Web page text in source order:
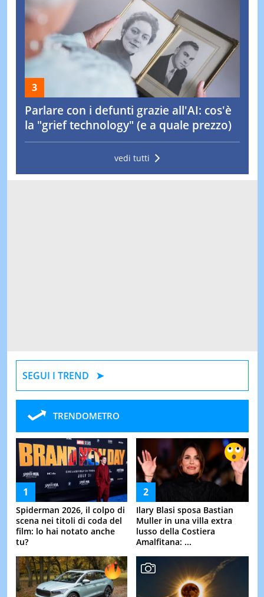
Parlare con i defunti grazie all'AI: cos'è
la "grief technology" (e a quale prezzo)
vedi tutti
SEGUI I TREND
TRENDOMETRO
Spiderman 2026, il colpo di
scena nei titoli di coda del
film: lo hai notato anche
tu?
Ilary Blasi sposa Bastian
Muller in una villa extra
lusso della Costiera
Amalfitana: ...